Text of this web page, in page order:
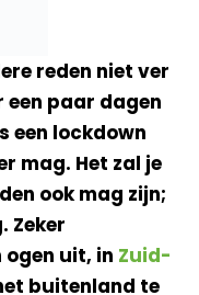
reden niet ver
een paar dagen
een lockdown
mag. Het zal je
ook mag zijn;
Zeker
ogen uit, in Zuid-
buitenland te